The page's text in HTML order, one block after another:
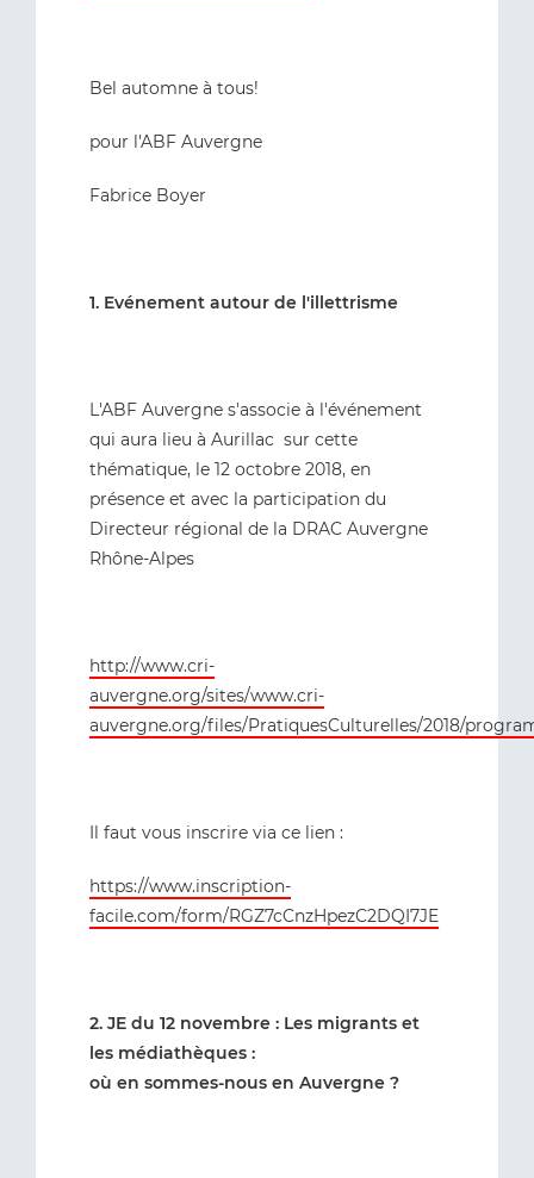
Bel automne à tous!
pour l'ABF Auvergne
Fabrice Boyer
1. Evénement autour de l'illettrisme
L'ABF Auvergne s'associe à l'événement
qui aura lieu à Aurillac sur cette
thématique, le 12 octobre 2018, en
présence et avec la participation du
Directeur régional de la DRAC Auvergne
Rhône-Alpes
http://www.cri-
auvergne.org/sites/www.cri-
auvergne.org/files/PratiquesCulturelles/2018/
Il faut vous inscrire via ce lien :
https://www.inscription-
facile.com/form/RGZ7cCnzHpezC2DQI7JE
2. JE du 12 novembre : Les migrants et
les médiathèques :
où en sommes-nous en Auvergne ?